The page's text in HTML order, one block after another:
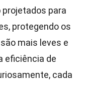
projetados para
protegendo os
mais leves e
eficiência de
cada